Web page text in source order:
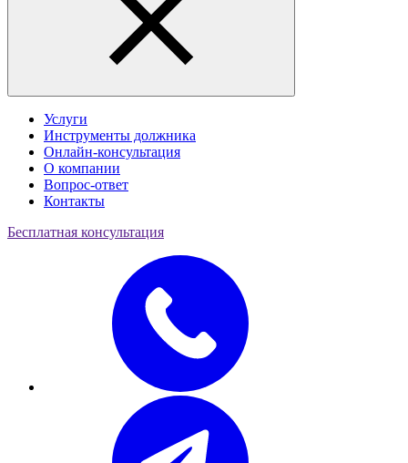
Услуги
Инструменты должника
Онлайн-консультация
О компании
Вопрос-ответ
Контакты
Бесплатная консультация